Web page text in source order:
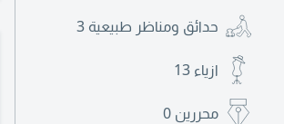
حدائق ومناظر طبيعية 3
ازياء 13
محررين 0